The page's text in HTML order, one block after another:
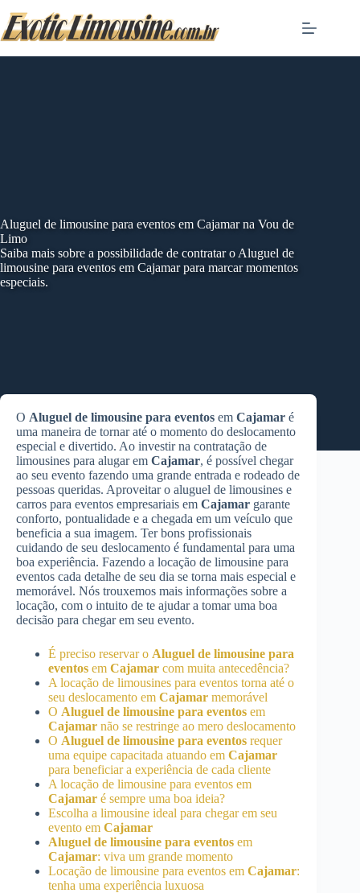
to
content
Aluguel de limousine para eventos em Cajamar na Vou de
Limo
Saiba mais sobre a possibilidade de contratar o Aluguel de
limousine para eventos em Cajamar para marcar momentos
especiais.
O Aluguel de limousine para eventos em Cajamar é
uma maneira de tornar até o momento do deslocamento
especial e divertido. Ao investir na contratação de
limousines para alugar em Cajamar, é possível chegar
ao seu evento fazendo uma grande entrada e rodeado de
pessoas queridas. Aproveitar o aluguel de limousines e
carros para eventos empresariais em Cajamar garante
conforto, pontualidade e a chegada em um veículo que
beneficia a sua imagem. Ter bons profissionais
cuidando de seu deslocamento é fundamental para uma
boa experiência. Fazendo a locação de limousine para
eventos cada detalhe de seu dia se torna mais especial e
memorável. Nós trouxemos mais informações sobre a
locação, com o intuito de te ajudar a tomar uma boa
decisão para chegar em seu evento.
É preciso reservar o Aluguel de limousine para
eventos em Cajamar com muita antecedência?
A locação de limousines para eventos torna até o
seu deslocamento em Cajamar memorável
O Aluguel de limousine para eventos em
Cajamar não se restringe ao mero deslocamento
O Aluguel de limousine para eventos requer
uma equipe capacitada atuando em Cajamar
para beneficiar a experiência de cada cliente
A locação de limousine para eventos em
Cajamar é sempre uma boa ideia?
Escolha a limousine ideal para chegar em seu
evento em Cajamar
Aluguel de limousine para eventos em
Cajamar: viva um grande momento
Locação de limousine para eventos em Cajamar:
tenha uma experiência luxuosa